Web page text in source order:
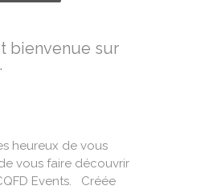
bienvenue sur
heureux de vous
vous faire découvrir
Events. Créée